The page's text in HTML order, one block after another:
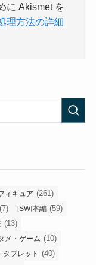
に Akismet を
理方法の詳細
ィギュア (261)
(7) [SW]本編 (59)
(13)
メ・ゲーム (10)
タブレット (40)